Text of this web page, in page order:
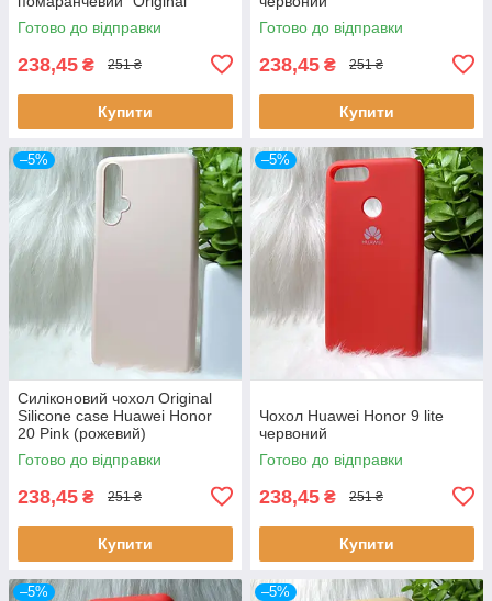
Silicone case"
Готово до відправки
238,45 ₴ 251 ₴
Купити
Готово до відправки
238,45 ₴ 251 ₴
Купити
–5%
Силіконовий чохол Original
Silicone case Huawei Honor
20 Pink (рожевий)
Готово до відправки
238,45 ₴ 251 ₴
Купити
–5%
Чохол Huawei Honor 9 lite
червоний
Готово до відправки
238,45 ₴ 251 ₴
Купити
–5% –5%